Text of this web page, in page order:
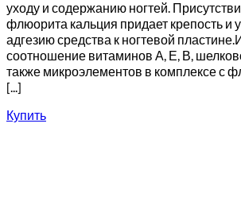
уходу и содержанию ногтей.
флюорита кальция придает крепость и
адгезию средства к ногтевой
соотношение витаминов А, Е, В,
также микроэлементов в комплексе с
[...]
Купить